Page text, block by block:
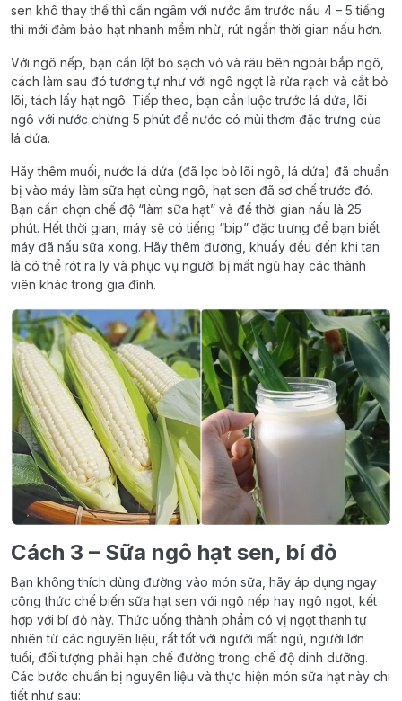
sen khô thay thế thì cần ngâm với nước ấm trước nấu 4 – 5 tiếng
thì mới đảm bảo hạt nhanh mềm nhừ, rút ngắn thời gian nấu hơn.
Với ngô nếp, bạn cần lột bỏ sạch vỏ và râu bên ngoài bắp ngô,
cách làm sau đó tương tự như với ngô ngọt là rửa rạch và cắt bỏ
lõi, tách lấy hạt ngô. Tiếp theo, bạn cần luộc trước lá dứa, lõi
ngô với nước chừng 5 phút để nước có mùi thơm đặc trưng của
lá dứa.
Hãy thêm muối, nước lá dứa (đã lọc bỏ lõi ngô, lá dứa) đã chuẩn
bị vào máy làm sữa hạt cùng ngô, hạt sen đã sơ chế trước đó.
Bạn cần chọn chế độ “làm sữa hạt” và để thời gian nấu là 25
phút. Hết thời gian, máy sẽ có tiếng “bip” đặc trưng để bạn biết
máy đã nấu sữa xong. Hãy thêm đường, khuấy đều đến khi tan
là có thể rót ra ly và phục vụ người bị mất ngủ hay các thành
viên khác trong gia đình.
Cách 3 – Sữa ngô hạt sen, bí đỏ
Bạn không thích dùng đường vào món sữa, hãy áp dụng ngay
công thức chế biến sữa hạt sen với ngô nếp hay ngô ngọt, kết
hợp với bí đỏ này. Thức uống thành phẩm có vị ngọt thanh tự
nhiên từ các nguyên liệu, rất tốt với người mất ngủ, người lớn
tuổi, đối tượng phải hạn chế đường trong chế độ dinh dưỡng.
Các bước chuẩn bị nguyên liệu và thực hiện món sữa hạt này chi
tiết như sau: